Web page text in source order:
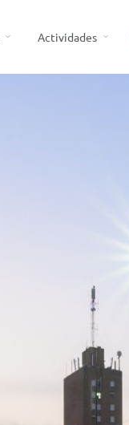
Actividades